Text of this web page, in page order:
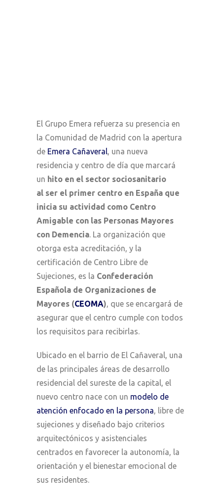
El Grupo Emera refuerza su presencia en
la Comunidad de Madrid con la apertura
de Emera Cañaveral, una nueva
residencia y centro de día que marcará
un hito en el sector sociosanitario
al ser el primer centro en España que
inicia su actividad como Centro
Amigable con las Personas Mayores
con Demencia. La organización que
otorga esta acreditación, y la
certificación de Centro Libre de
Sujeciones, es la Confederación
Española de Organizaciones de
Mayores (CEOMA), que se encargará de
asegurar que el centro cumple con todos
los requisitos para recibirlas.
Ubicado en el barrio de El Cañaveral, una
de las principales áreas de desarrollo
residencial del sureste de la capital, el
nuevo centro nace con un modelo de
atención enfocado en la persona, libre de
sujeciones y diseñado bajo criterios
arquitectónicos y asistenciales
centrados en favorecer la autonomía, la
orientación y el bienestar emocional de
sus residentes.